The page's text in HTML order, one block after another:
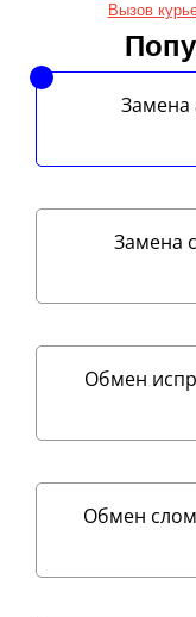
Вызов
Замена
Замена
Обмен
Обмен